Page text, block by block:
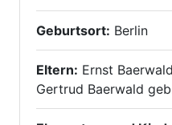
Geburtsort: Berlin
Eltern: Ernst
Gertrud Baerwald